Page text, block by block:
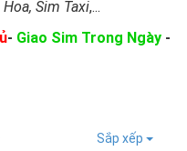
Sim Taxi,...
- Giao Sim Trong Ngày -
Sắp xếp